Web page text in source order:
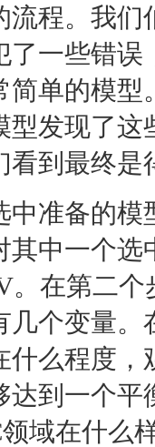
流程。我
了一些错
简单的模
型发现了
看到最终
备的模
其中一个
。在第二
个变量
什么程度
达到一个
域在什么